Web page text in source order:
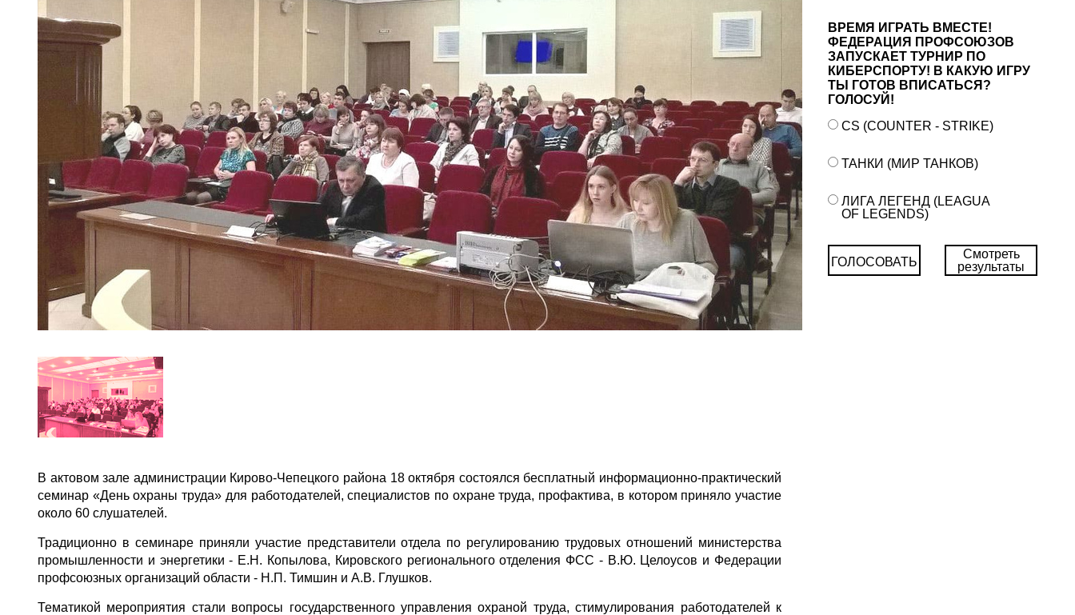
В актовом зале администрации Кирово-Чепецкого района 18 октября состоялся бесплатный информационно-практический
семинар «День охраны труда» для работодателей, специалистов по охране труда, профактива, в котором приняло участие
около 60 слушателей.
Традиционно в семинаре приняли участие представители отдела по регулированию трудовых отношений министерства
промышленности и энергетики - Е.Н. Копылова, Кировского регионального отделения ФСС - В.Ю. Целоусов и Федерации
профсоюзных организаций области - Н.П. Тимшин и А.В. Глушков.
Тематикой мероприятия стали вопросы государственного управления охраной труда, стимулирования работодателей к
ВРЕМЯ ИГРАТЬ ВМЕСТЕ!
ФЕДЕРАЦИЯ ПРОФСОЮЗОВ
ЗАПУСКАЕТ ТУРНИР ПО
КИБЕРСПОРТУ! В КАКУЮ ИГРУ
ТЫ ГОТОВ ВПИСАТЬСЯ?
ГОЛОСУЙ!
CS (COUNTER - STRIKE)
ТАНКИ (МИР ТАНКОВ)
ЛИГА ЛЕГЕНД (LEAGUA
OF LEGENDS)
ГОЛОСОВАТЬ
Смотреть
результаты